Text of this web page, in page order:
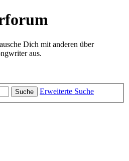
Dich mit anderen über
aus.
Suche Erweiterte Suche